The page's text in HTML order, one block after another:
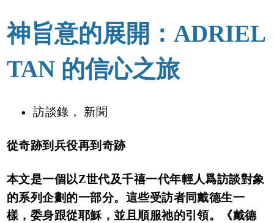
神旨意的展開：ADRIEL
TAN 的信心之旅
訪談錄 ， 新聞
從奇跡到兵役再到奇跡
本文是一個以Z世代及千禧一代年輕人爲訪談對象
的系列企劃的一部分。這些受訪者同戴德生一
樣，委身跟從耶穌，並且順服祂的引領。《戴德